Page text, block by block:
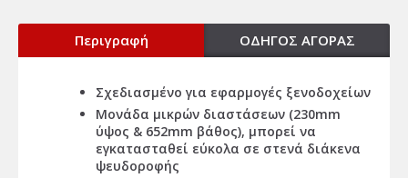
Περιγραφή ΟΔΗΓΟΣ ΑΓΟΡΑΣ
Σχεδιασμένο για εφαρμογές ξενοδοχείων
Μονάδα μικρών διαστάσεων (230mm
ύψος & 652mm βάθος), μπορεί να
εγκατασταθεί εύκολα σε στενά διάκενα
ψευδοροφής